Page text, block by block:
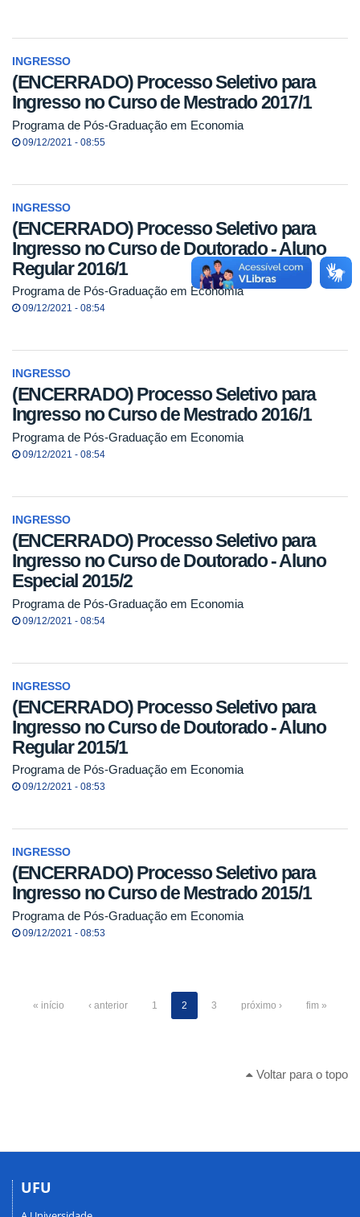
INGRESSO
(ENCERRADO) Processo Seletivo para
Ingresso no Curso de Mestrado 2017/1
Programa de Pós-Graduação em Economia
09/12/2021 - 08:55
INGRESSO
(ENCERRADO) Processo Seletivo para
Ingresso no Curso de Doutorado - Aluno
Regular 2016/1
Programa de Pós-Graduação em Economia
09/12/2021 - 08:54
INGRESSO
(ENCERRADO) Processo Seletivo para
Ingresso no Curso de Mestrado 2016/1
Programa de Pós-Graduação em Economia
09/12/2021 - 08:54
INGRESSO
(ENCERRADO) Processo Seletivo para
Ingresso no Curso de Doutorado - Aluno
Especial 2015/2
Programa de Pós-Graduação em Economia
09/12/2021 - 08:54
INGRESSO
(ENCERRADO) Processo Seletivo para
Ingresso no Curso de Doutorado - Aluno
Regular 2015/1
Programa de Pós-Graduação em Economia
09/12/2021 - 08:53
INGRESSO
(ENCERRADO) Processo Seletivo para
Ingresso no Curso de Mestrado 2015/1
Programa de Pós-Graduação em Economia
09/12/2021 - 08:53
« início ‹ anterior 1 2 3 próximo › fim »
Voltar para o topo
UFU